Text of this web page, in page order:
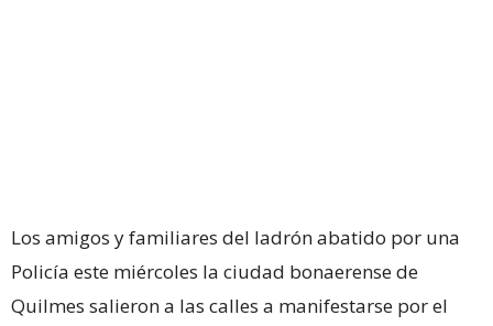
Los amigos y familiares del ladrón abatido por una
Policía este miércoles la ciudad bonaerense de
Quilmes salieron a las calles a manifestarse por el